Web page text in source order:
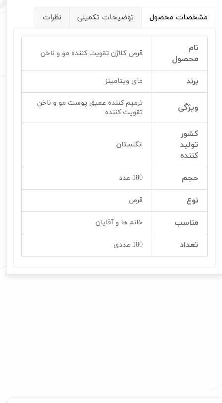
مشخصات محصول توضیحات تکمیلی نظرات
نام
محصول
قرص کلاژن تقویت کننده مو و ناخن
برند مای ویتامینز
ویژگی
ترمیم کننده عمیق پوست مو و ناخن
تقویت کننده
کشور
تولید
کننده
انگلستان
حجم 180 عدد
نوع قرص
مناسب خانم ها و آقایان
تعداد 180 عددی